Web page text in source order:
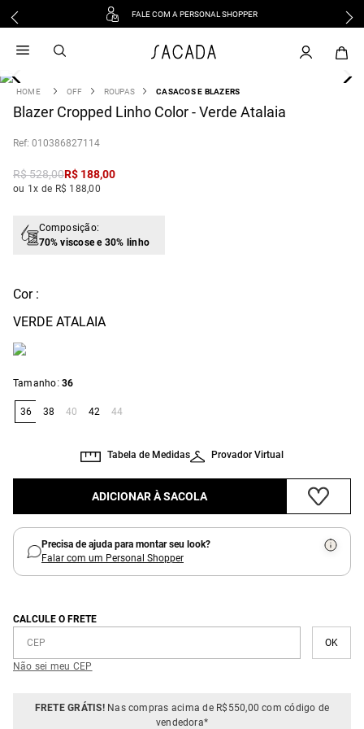
FALE COM A PERSONAL SHOPPER
OFF ROUPAS CASACOS E BLAZERS
Blazer Cropped Linho Color - Verde Atalaia
: 010386827114
R$528,00R$ 188,00
ou 1x de R$ 188,00
Composição:
70% viscose e 30% linho
Cor :
VERDE ATALAIA
Tamanho: 36
36 38 40 42 44
Provador Virtual
Tabela de Medidas
ADICIONAR À SACOLA
Precisa de ajuda para montar seu look?
Falar com um Personal Shopper
CALCULE O FRETE
Não sei meu CEP
FRETE GRÁTIS!Nas compras acima de R$550,00 com código de
vendedora*
vestido
3 º blusa
º tricot
º macacão
jeans
vestido curto